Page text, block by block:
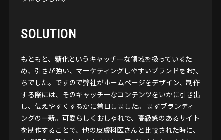
SOLUTION
もともと、糖化というキャッチーな領域を扱っているた
め、引きが強い、マーケティングしやすいブランドをお持
ちでした。ですので弊社がホームページをデザイン、制作
する際には、そのキャッチーなコンテンツをいかに引き出
し、伝えやすくするかに着目しました。 まずブランディ
ングの一新。可愛らしくおしゃれで、高級感のあるサイト
を制作することで、他の皮膚科医さんと比較された時に、